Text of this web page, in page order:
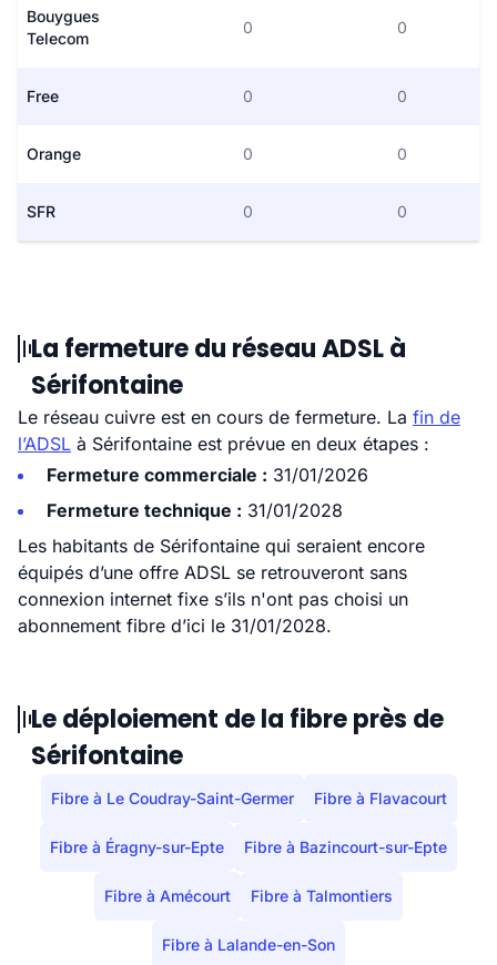
Bouygues
Telecom
0 0
Free 0 0
Orange 0 0
SFR 0 0
La fermeture du réseau ADSL à
Sérifontaine
Le réseau cuivre est en cours de fermeture. La fin de
l’ADSL à Sérifontaine est prévue en deux étapes :
Fermeture commerciale : 31/01/2026
Fermeture technique : 31/01/2028
Les habitants de Sérifontaine qui seraient encore
équipés d’une offre ADSL se retrouveront sans
connexion internet fixe s’ils n'ont pas choisi un
abonnement fibre d’ici le 31/01/2028.
Le déploiement de la fibre près de
Sérifontaine
Fibre à Le Coudray-Saint-Germer Fibre à Flavacourt
Fibre à Éragny-sur-Epte Fibre à Bazincourt-sur-Epte
Fibre à Amécourt Fibre à Talmontiers
Fibre à Lalande-en-Son